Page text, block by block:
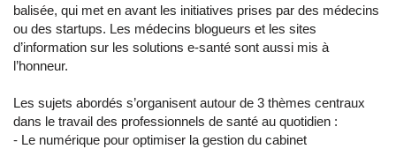
balisée, qui met en avant les initiatives prises par des médecins
ou des startups. Les médecins blogueurs et les sites
d’information sur les solutions e-santé sont aussi mis à
l’honneur.
Les sujets abordés s’organisent autour de 3 thèmes centraux
dans le travail des professionnels de santé au quotidien :
- Le numérique pour optimiser la gestion du cabinet